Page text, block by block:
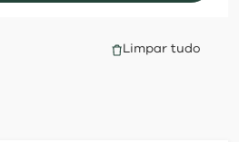
Limpar tudo